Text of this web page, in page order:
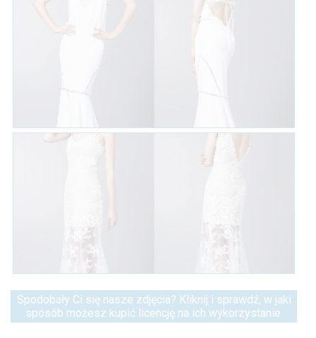
Spodobały Ci się nasze zdjęcia? Kliknij i sprawdź, w jaki
sposób możesz kupić licencję na ich wykorzystanie.